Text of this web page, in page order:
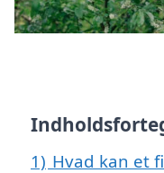
1) Hvad kan et